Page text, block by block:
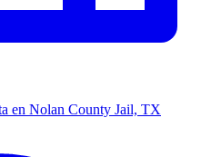
en Nolan County Jail, TX